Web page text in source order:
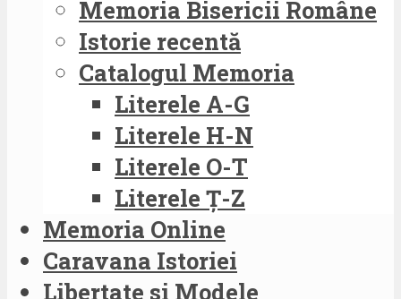
Memoria Bisericii Române
Istorie recentă
Catalogul Memoria
Literele A-G
Literele H-N
Literele O-T
Literele Ț-Z
Memoria Online
Caravana Istoriei
Libertate si Modele